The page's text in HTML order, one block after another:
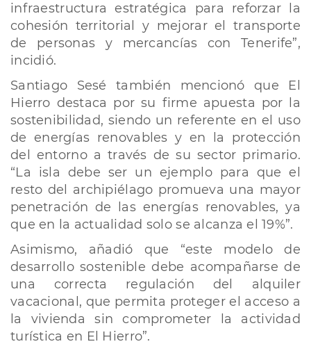
infraestructura estratégica para reforzar la
cohesión territorial y mejorar el transporte
de personas y mercancías con Tenerife”,
incidió.
Santiago Sesé también mencionó que El
Hierro destaca por su firme apuesta por la
sostenibilidad, siendo un referente en el uso
de energías renovables y en la protección
del entorno a través de su sector primario.
“La isla debe ser un ejemplo para que el
resto del archipiélago promueva una mayor
penetración de las energías renovables, ya
que en la actualidad solo se alcanza el 19%”.
Asimismo, añadió que “este modelo de
desarrollo sostenible debe acompañarse de
una correcta regulación del alquiler
vacacional, que permita proteger el acceso a
la vivienda sin comprometer la actividad
turística en El Hierro”.